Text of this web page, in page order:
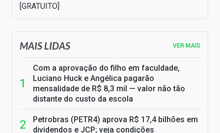
[GRATUITO]
MAIS LIDAS VER MAIS
Com a aprovação do filho em faculdade,
Luciano Huck e Angélica pagarão
mensalidade de R$ 8,3 mil — valor não tão
distante do custo da escola
Petrobras (PETR4) aprova R$ 17,4 bilhões em
dividendos e JCP; veja condições